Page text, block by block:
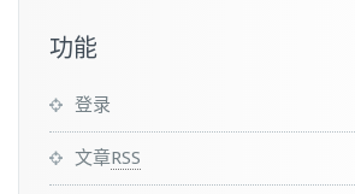
功能
登录
文章RSS